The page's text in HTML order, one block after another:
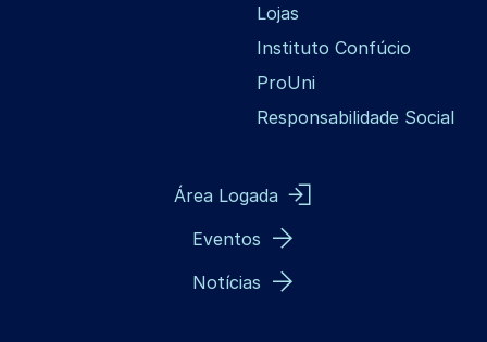
Lojas
Instituto Confúcio
ProUni
Responsabilidade Social
Área Logada
Eventos
Notícias